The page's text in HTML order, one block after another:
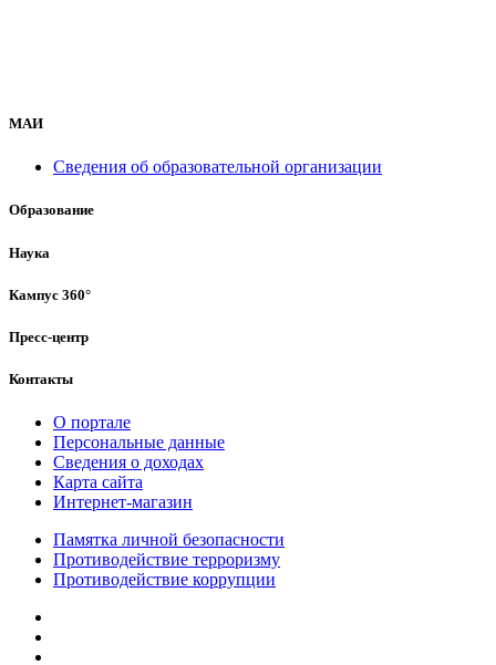
МАИ
Сведения об образовательной организации
Образование
Наука
Кампус 360°
Пресс-центр
Контакты
О портале
Персональные данные
Сведения о доходах
Карта сайта
Интернет-магазин
Памятка личной безопасности
Противодействие терроризму
Противодействие коррупции